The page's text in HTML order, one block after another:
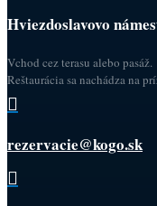
Hviezdoslavovo
Vchod cez terasu alebo pasáž.
Reštaurácia sa nachádza na

rezervacie@kogo.sk
